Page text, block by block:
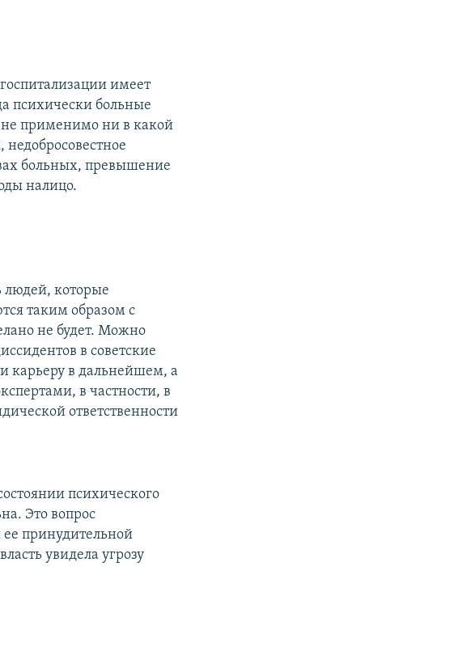
имеет
психически больные
не применимо ни в какой
больных, превышение
налицо.
людей, которые
таким образом с
не будет. Можно
в советские
карьеру в дальнейшем, а
в частности, в
ответственности
психического
Это вопрос
принудительной
увидела угрозу